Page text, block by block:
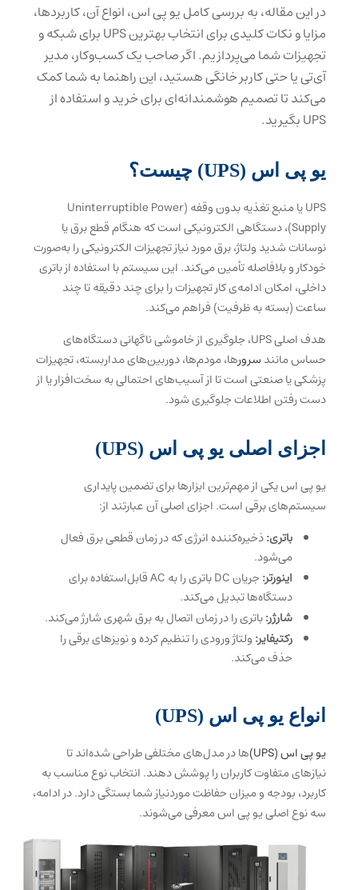
در این مقاله، به بررسی کامل یو پی اس، انواع آن، کاربردها،
مزایا و نکات کلیدی برای انتخاب بهترین UPS برای شبکه و
تجهیزات شما می‌پردازیم. اگر صاحب یک کسب‌وکار، مدیر
آی‌تی یا حتی کاربر خانگی هستید، این راهنما به شما کمک
می‌کند تا تصمیم هوشمندانه‌ای برای خرید و استفاده از
UPS بگیرید.
یو‌ پی‌ اس (UPS) چیست؟
UPS یا منبع تغذیه بدون وقفه (Uninterruptible Power
Supply)، دستگاهی الکترونیکی است که هنگام قطع برق یا
نوسانات شدید ولتاژ، برق مورد نیاز تجهیزات الکترونیکی را به‌صورت
خودکار و بلافاصله تأمین می‌کند. این سیستم با استفاده از باتری
داخلی، امکان ادامه‌ی کار تجهیزات را برای چند دقیقه تا چند
ساعت (بسته به ظرفیت) فراهم می‌کند.
هدف اصلی UPS، جلوگیری از خاموشی ناگهانی دستگاه‌های
حساس مانند سرورها، مودم‌ها، دوربین‌های مداربسته، تجهیزات
پزشکی یا صنعتی است تا از آسیب‌های احتمالی به سخت‌افزار یا از
دست رفتن اطلاعات جلوگیری شود.
اجزای اصلی یو‌ پی‌ اس (UPS)
یو پی اس یکی از مهم‌ترین ابزارها برای تضمین پایداری
سیستم‌های برقی است. اجزای اصلی آن عبارتند از:
باتری:ذخیره‌کننده انرژی که در زمان قطعی برق فعال
می‌شود.
اینورتر:
جریان DC باتری را به AC قابل‌استفاده برای
دستگاه‌ها تبدیل می‌کند.
شارژر:باتری را در زمان اتصال به برق شهری شارژ می‌کند.
رکتیفایر: ولتاژ ورودی را تنظیم کرده و نویزهای برقی را
حذف می‌کند.
انواع یو‌ پی‌ اس (UPS)
یو‌ پی‌ اس (UPS)
ها در مدل‌های مختلفی طراحی شده‌اند تا
نیازهای متفاوت کاربران را پوشش دهند. انتخاب نوع مناسب به
کاربرد، بودجه و میزان حفاظت موردنیاز شما بستگی دارد. در ادامه،
سه نوع اصلی یو پی اس معرفی می‌شوند.